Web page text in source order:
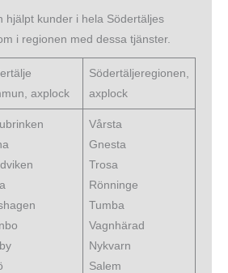
hjälpt kunder i hela Södertäljes
i regionen med dessa tjänster.
axplock
Södertäljeregionen,
axplock
Vårsta
Gnesta
Trosa
Rönninge
Tumba
Vagnhärad
Nykvarn
Salem